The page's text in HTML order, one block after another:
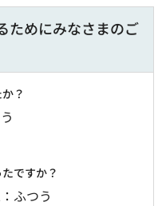
ためにみなさまのご
？
ですか？
ふつう